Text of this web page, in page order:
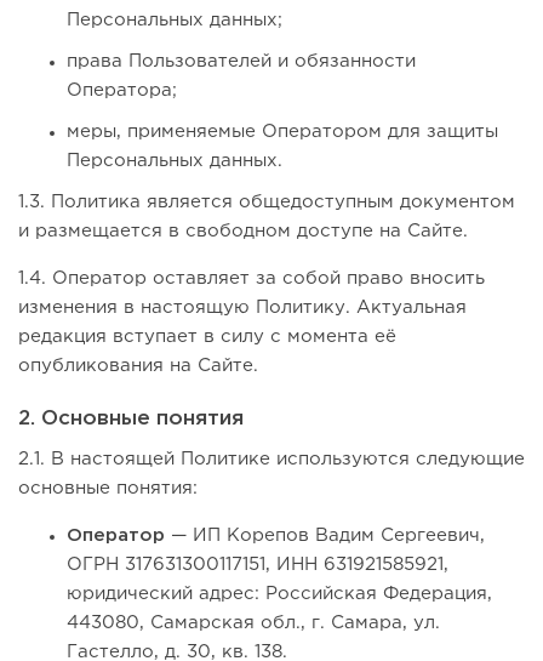
Персональных данных;
права Пользователей и обязанности
Оператора;
меры, применяемые Оператором для защиты
Персональных данных.
1.3. Политика является общедоступным документом
и размещается в свободном доступе на Сайте.
1.4. Оператор оставляет за собой право вносить
изменения в настоящую Политику. Актуальная
редакция вступает в силу с момента её
опубликования на Сайте.
2. Основные понятия
2.1. В настоящей Политике используются следующие
основные понятия:
Оператор — ИП Корепов Вадим Сергеевич,
ОГРН 317631300117151, ИНН 631921585921,
юридический адрес: Российская Федерация,
443080, Самарская обл., г. Самара, ул.
Гастелло, д. 30, кв. 138.